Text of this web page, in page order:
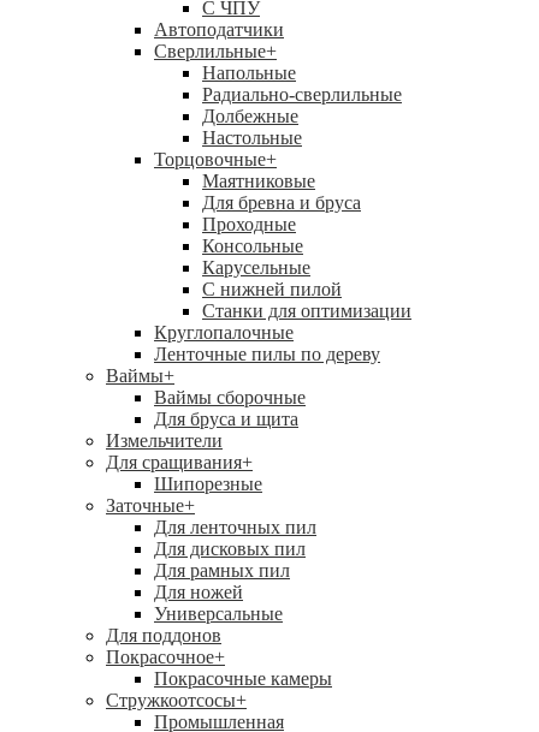
С ЧПУ
Автоподатчики
Сверлильные+
Напольные
Радиально-сверлильные
Долбежные
Настольные
Торцовочные+
Маятниковые
Для бревна и бруса
Проходные
Консольные
Карусельные
С нижней пилой
Станки для оптимизации
Круглопалочные
Ленточные пилы по дереву
Ваймы+
Ваймы сборочные
Для бруса и щита
Измельчители
Для сращивания+
Шипорезные
Заточные+
Для ленточных пил
Для дисковых пил
Для рамных пил
Для ножей
Универсальные
Для поддонов
Покрасочное+
Покрасочные камеры
Стружкоотсосы+
Промышленная